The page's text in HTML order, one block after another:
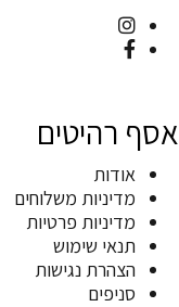
אסף רהיטים
אודות
מדיניות משלוחים
מדיניות פרטיות
תנאי שימוש
הצהרת נגישות
סניפים